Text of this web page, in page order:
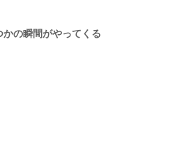
の瞬間がやってくる